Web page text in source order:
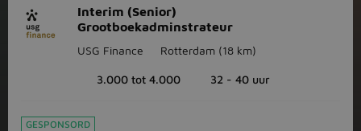
Interim (Senior)
Grootboekadminstrateur
USG Finance Rotterdam (18 km)
3.000 tot 4.000 32 - 40 uur
GESPONSORD